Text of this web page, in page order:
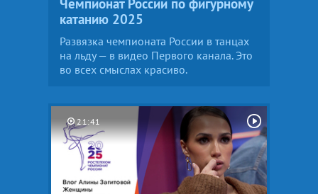
катанию 2025
Развязка чемпионата России в танцах
на льду — в видео Первого канала. Это
во всех смыслах красиво.
21:41